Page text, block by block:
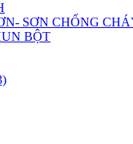
SƠN CHỐNG
BỘT